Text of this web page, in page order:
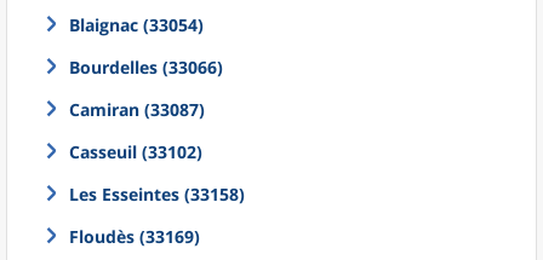
Blaignac (33054)
Bourdelles (33066)
Camiran (33087)
Casseuil (33102)
Les Esseintes (33158)
Floudès (33169)